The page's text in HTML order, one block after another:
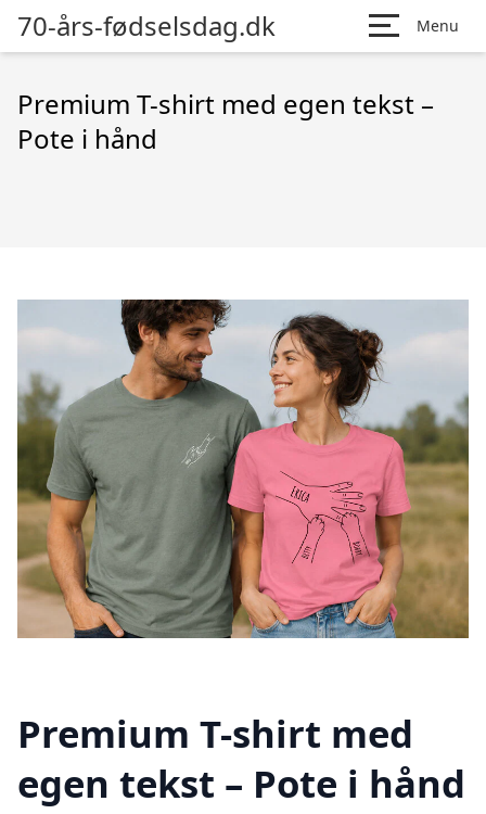
70-års-fødselsdag.dk Menu
Premium T-shirt med egen tekst –
Pote i hånd
Premium T-shirt med
egen tekst – Pote i hånd